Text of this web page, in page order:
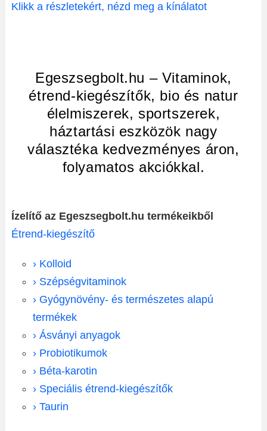
Klikk a részletekért, nézd meg a kínálatot
Egeszsegbolt.hu – Vitaminok,
étrend-kiegészítők, bio és natur
élelmiszerek, sportszerek,
háztartási eszközök nagy
választéka kedvezményes áron,
folyamatos akciókkal.
Ízelítő az Egeszsegbolt.hu termékeikből
Étrend-kiegészítő
› Kolloid
› Szépségvitaminok
› Gyógynövény- és természetes alapú
termékek
› Ásványi anyagok
› Probiotikumok
› Béta-karotin
› Speciális étrend-kiegészítők
› Taurin